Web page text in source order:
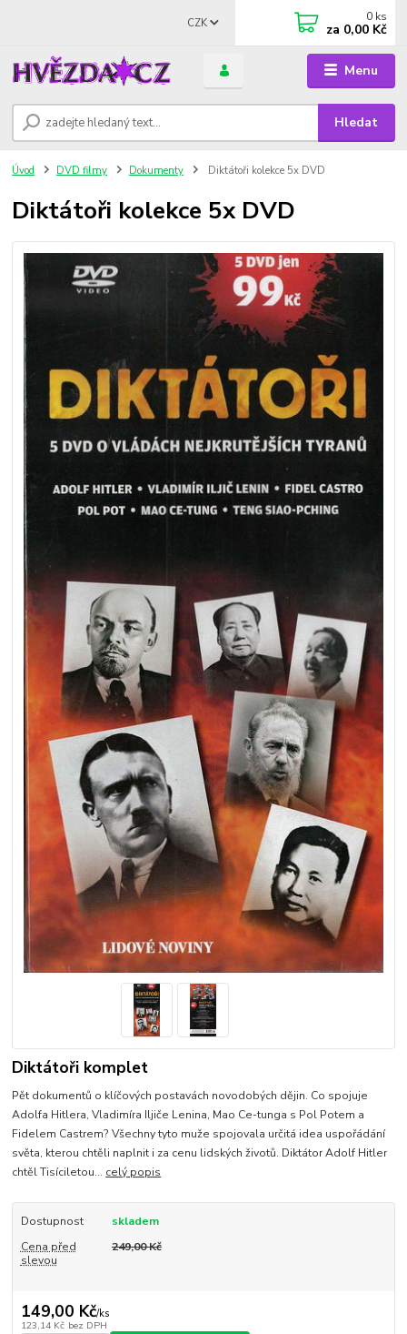
Menu
CZK
Hledat
0 ks
za 0,00 Kč
Úvod DVD filmy Dokumenty Diktátoři kolekce 5x DVD
Diktátoři kolekce 5x DVD
Diktátoři komplet
Pět dokumentů o klíčových postavách novodobých dějin. Co spojuje
Adolfa Hitlera, Vladimíra Iljiče Lenina, Mao Ce-tunga s Pol Potem a
Fidelem Castrem? Všechny tyto muže spojovala určitá idea uspořádání
světa, kterou chtěli naplnit i za cenu lidských životů. Diktátor Adolf Hitler
chtěl Tisíciletou... celý popis
Dostupnost
skladem
Cena před
slevou
249,00 Kč
149,00 Kč/ks
123,14 Kč bez DPH